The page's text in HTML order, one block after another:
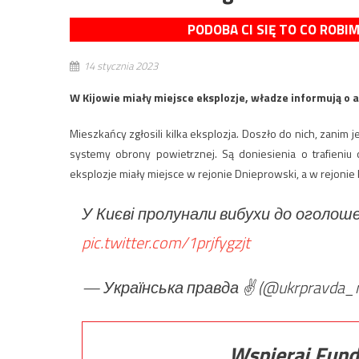
PODOBA CI SIĘ TO CO
14 stycznia 2023
W Kijowie miały miejsce eksplozje, władze informują
Mieszkańcy zgłosili kilka eksplozja. Doszło do nich, zanim
systemy obrony powietrznej. Są doniesienia o trafieniu
eksplozje miały miejsce w rejonie Dnieprowski, a w rejonie
У Києві пролунали вибухи до
pic.twitter.com/1prjfygzjt
— Українська правда ✌️